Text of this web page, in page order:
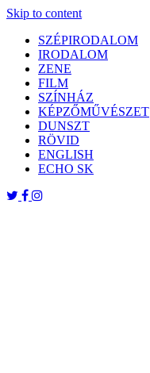
Skip to content
SZÉPIRODALOM
IRODALOM
ZENE
FILM
SZÍNHÁZ
KÉPZŐMŰVÉSZET
DUNSZT
RÖVID
ENGLISH
ECHO SK